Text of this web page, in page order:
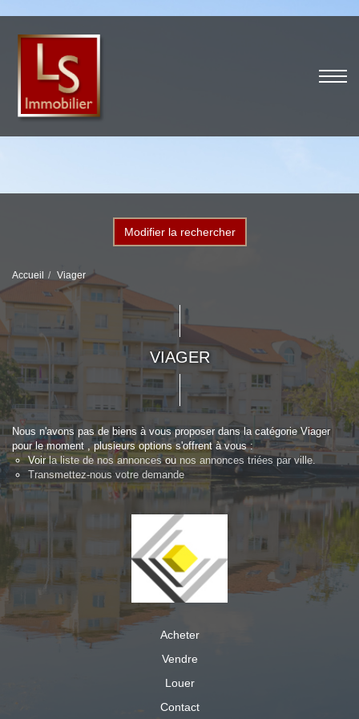
Modifier la rechercher
Accueil Viager
VIAGER
Nous n'avons pas de biens à vous proposer dans la catégorie Viager
pour le moment , plusieurs options s'offrent à vous :
Voirla liste de nos annoncesou nos annonces triées par ville.
Transmettez-nous votre demande
Acheter
Vendre
Louer
Contact